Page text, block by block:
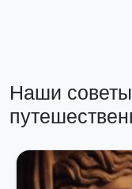
Наши советы